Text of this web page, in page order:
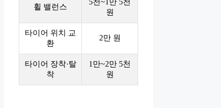
휠 밸런스
5천~1만 5천
원
타이어 위치 교
환
2만 원
타이어 장착·탈
착
1만~2만 5천
원